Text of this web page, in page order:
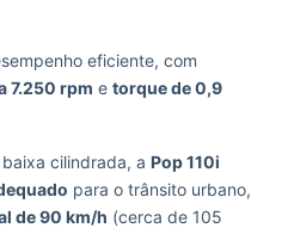
eficiente, com
7.250 rpm e torque de 0,9
cilindrada, a Pop 110i
para o trânsito urbano,
de 90 km/h (cerca de 105